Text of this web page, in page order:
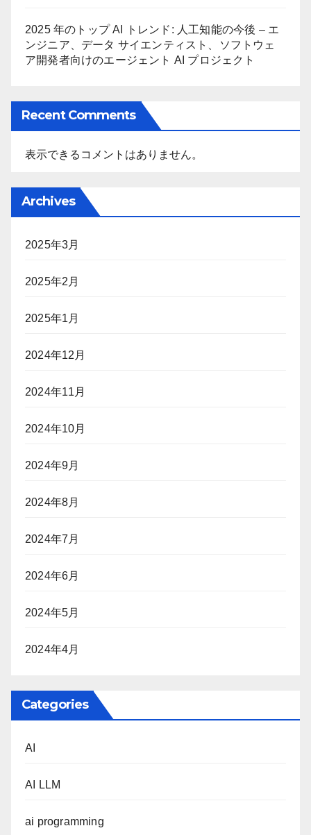
2025 年のトップ AI トレンド: 人工知能の今後 – エ
ンジニア、データ サイエンティスト、ソフトウェ
ア開発者向けのエージェント AI プロジェクト
Recent Comments
表示できるコメントはありません。
Archives
2025年3月
2025年2月
2025年1月
2024年12月
2024年11月
2024年10月
2024年9月
2024年8月
2024年7月
2024年6月
2024年5月
2024年4月
Categories
AI
AI LLM
ai programming